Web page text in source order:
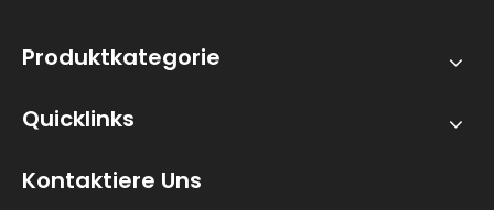
Produktkategorie
Quicklinks
Kontaktiere Uns